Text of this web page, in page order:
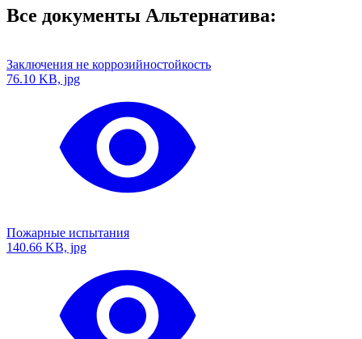
Все документы Альтернатива:
Заключения не коррозийностойкость
76.10 KB, jpg
Пожарные испытания
140.66 KB, jpg